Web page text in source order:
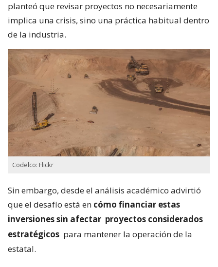
planteó que revisar proyectos no necesariamente
implica una crisis, sino una práctica habitual dentro
de la industria.
Codelco: Flickr
Sin embargo, desde el análisis académico advirtió
que el desafío está en cómo financiar estas
inversiones sin afectar proyectos considerados
estratégicos para mantener la operación de la
estatal.